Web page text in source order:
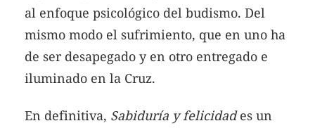
al enfoque psicológico del budismo. Del
mismo modo el sufrimiento, que en uno ha
de ser desapegado y en otro entregado e
iluminado en la Cruz.
En definitiva, Sabiduría y felicidades un